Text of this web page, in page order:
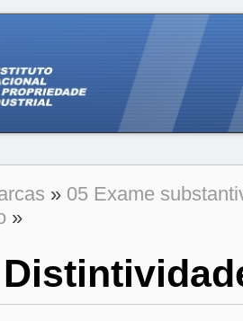
» 05 Exame
»